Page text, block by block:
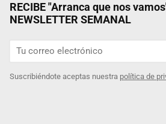
RECIBE "Arranca que nos
NEWSLETTER SEMANAL
Suscribiéndote aceptas nuestra política de